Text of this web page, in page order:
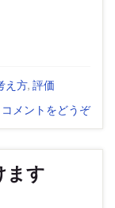
え方, 評価
コメントをどうぞ
ます